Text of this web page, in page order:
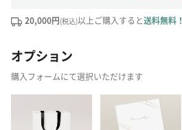
20,000円(税込)以上ご購入すると送料無料！
オプション
購入フォームにて選択いただけます